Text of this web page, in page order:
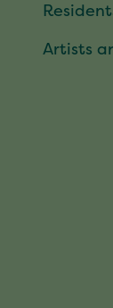
Artists